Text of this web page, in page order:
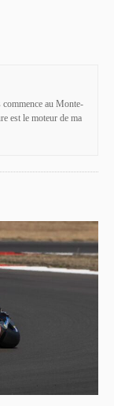
commence au Monte-
est le moteur de ma